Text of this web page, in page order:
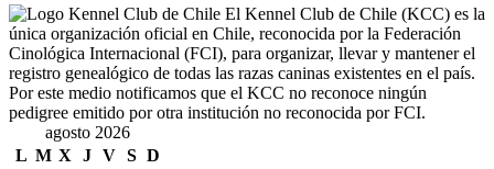
El Kennel Club de Chile (KCC) es la
única organización oficial en Chile, reconocida por la Federación
Cinológica Internacional (FCI), para organizar, llevar y mantener el
registro genealógico de todas las razas caninas existentes en el país.
Por este medio notificamos que el KCC no reconoce ningún
pedigree emitido por otra institución no reconocida por FCI.
agosto 2026
L M X J V S D